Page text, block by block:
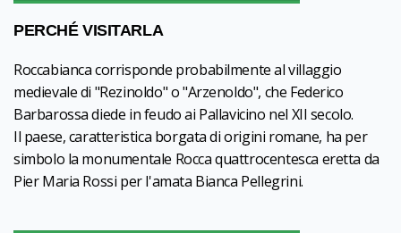
PERCHÉ VISITARLA
Roccabianca corrisponde probabilmente al villaggio
medievale di "Rezinoldo" o "Arzenoldo", che Federico
Barbarossa diede in feudo ai Pallavicino nel XII secolo.
Il paese, caratteristica borgata di origini romane, ha per
simbolo la monumentale Rocca quattrocentesca eretta da
Pier Maria Rossi per l'amata Bianca Pellegrini.